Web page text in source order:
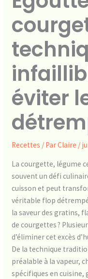
éviter
Recettes / ParClaire /
La courgette, légume
souvent un défi
cuisson et peut
véritable flop
la saveur des gratins,
de courgettes ?
d’éliminer cet excès
De la technique
préalable à la vapeur,
spécifiques en cuisine,